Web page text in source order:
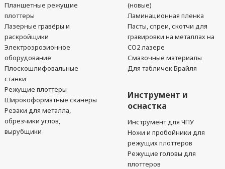
Планшетные режущие
плоттеры
Лазерные гравёры и
раскройщики
Электроэрозионное
оборудование
Плоскошлифовальные
станки
Режущие плоттеры
Широкоформатные сканеры
Резаки для металла,
обрезчики углов,
вырубщики
(новые)
Ламинационная пленка
Пасты, спреи, скотчи для
гравировки на металлах на
CO2 лазере
Смазочные материалы
Для табличек Брайля
Инструмент и
оснастка
Инструмент для ЧПУ
Ножи и пробойники для
режущих плоттеров
Режущие головы для
плоттеров